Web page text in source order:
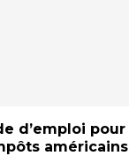
d’emploi pour
américains